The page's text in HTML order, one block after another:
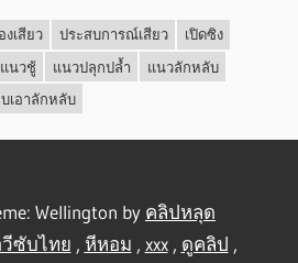
เสียว ประสบการณ์เสียว
เปิดซิง
แนวชู้ แนวปลุกปล้ำ
แนวลักหลับ
เอาลักหลับ
Wellington by คลิปหลุด
วีซับไทย , หีหอม , xxx, ดูคลิป ,